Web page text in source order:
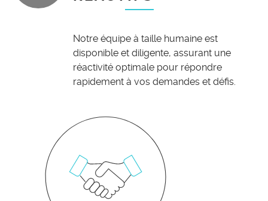
Notre équipe à taille humaine est
disponible et diligente, assurant une
réactivité optimale pour répondre
rapidement à vos demandes et défis.